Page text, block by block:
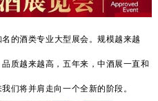
的酒类专业大型展会。规模越来越
质越来越高，五年来，中酒展一直和
们将并肩走向一个全新的阶段。